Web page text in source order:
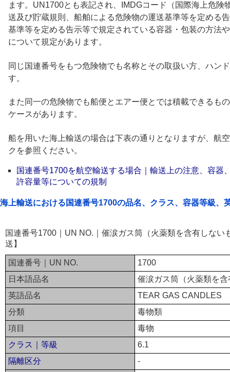
ます。UN1700とも表記され、IMDGコード（国際海上危険
送及び貯蔵規則、船舶による危険物の運送基準等を定める
基準等を定める告示等で規定されている容器・包装の方法
について規定があります。
同じ国連番号をもつ危険物でも名称とその取扱い方、ハン
す。
また同一の危険物でも船便とエアー便とでは積載できるも
ケースがあります。
船を用いた海上輸送の場合は下表の通りとなりますが、航
クを参照ください。
国連番号1700を航空輸送する場合｜輸送上の注意、容器
許容量等についての規制
海上輸送における国連番号1700の品名、クラス、容器等級、
国連番号1700｜UN NO.｜催涙ガス筒（火薬類を含有しない
送】
国連番号｜UN NO.
1700
日本語品名
催涙ガス筒（火薬類を
英語品名
TEAR GAS CANDLES
分類
毒物類
項目
毒物
クラス｜等級
6.1
隔離区分
-